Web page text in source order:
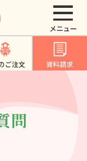
ご注文 資料請求
問